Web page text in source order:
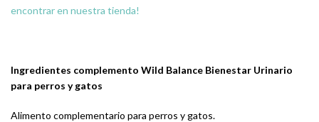
encontrar en nuestra tienda!
Ingredientes complemento Wild Balance Bienestar Urinario
para perros y gatos
Alimento complementario para perros y gatos.